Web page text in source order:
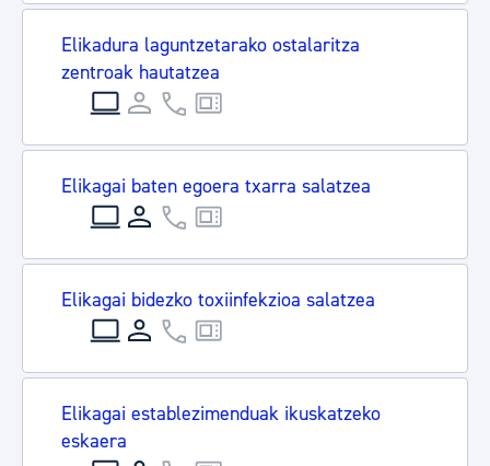
Elikadura laguntzetarako ostalaritza
zentroak hautatzea
Elikagai baten egoera txarra salatzea
Elikagai bidezko toxiinfekzioa salatzea
Elikagai establezimenduak ikuskatzeko
eskaera